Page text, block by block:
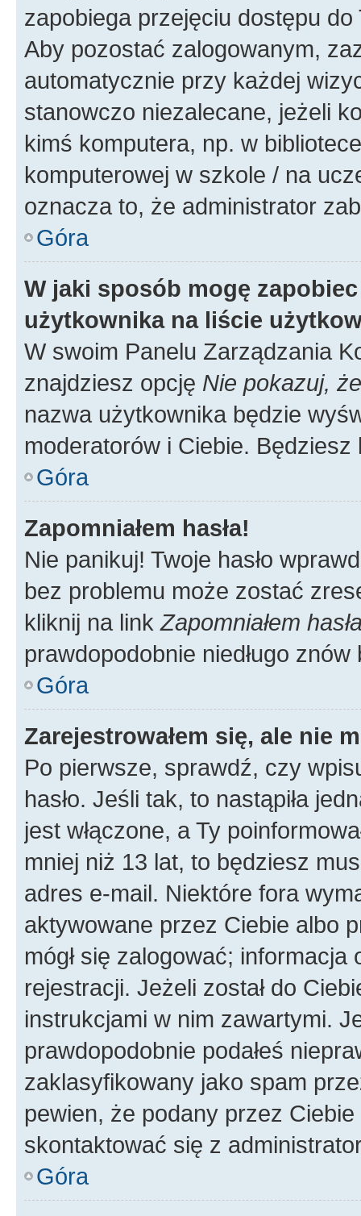
zapobiega przejęciu dostępu
Aby pozostać zalogowanym,
automatycznie przy każdej
stanowczo niezalecane, jeżeli
kimś komputera, np. w
komputerowej w szkole / na
oznacza to, że administrator
Góra
W jaki sposób mogę
użytkownika na liście
W swoim Panelu Zarządzania
znajdziesz opcję Nie pokazuj,
nazwa użytkownika będzie
moderatorów i Ciebie.
Góra
Zapomniałem hasła!
Nie panikuj! Twoje hasło
bez problemu może zostać
kliknij na link Zapomniałem
prawdopodobnie niedługo
Góra
Zarejestrowałem się, ale nie
Po pierwsze, sprawdź, czy
hasło. Jeśli tak, to nastąpiła
jest włączone, a Ty
mniej niż 13 lat, to będziesz
adres e-mail. Niektóre fora
aktywowane przez Ciebie albo
mógł się zalogować;
rejestracji. Jeżeli został do
instrukcjami w nim zawartymi.
prawdopodobnie podałeś
zaklasyfikowany jako spam
pewien, że podany przez
skontaktować się z
Góra